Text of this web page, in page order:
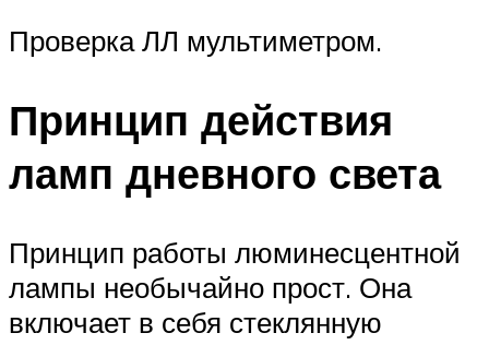
Проверка ЛЛ мультиметром.
Принцип действия
ламп дневного света
Принцип работы люминесцентной
лампы необычайно прост. Она
включает в себя стеклянную